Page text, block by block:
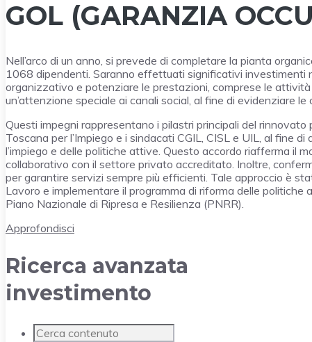
GOL (GARANZIA
Nell’arco di un anno, si prevede di completare la pianta
1068 dipendenti. Saranno effettuati significativi investimenti
organizzativo e potenziare le prestazioni, comprese le
un’attenzione speciale ai canali social, al fine di evidenziare
Questi impegni rappresentano i pilastri principali del
Toscana per l’Impiego e i sindacati CGIL, CISL e UIL, al fine
l’impiego e delle politiche attive. Questo accordo riafferma il
collaborativo con il settore privato accreditato. Inoltre,
per garantire servizi sempre più efficienti. Tale approccio è
Lavoro e implementare il programma di riforma delle
Piano Nazionale di Ripresa e Resilienza (PNRR).
Approfondisci
Ricerca avanzata
investimento